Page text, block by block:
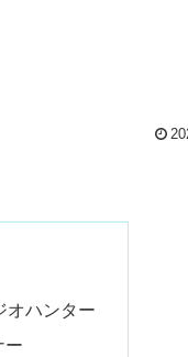
ハンター
ー